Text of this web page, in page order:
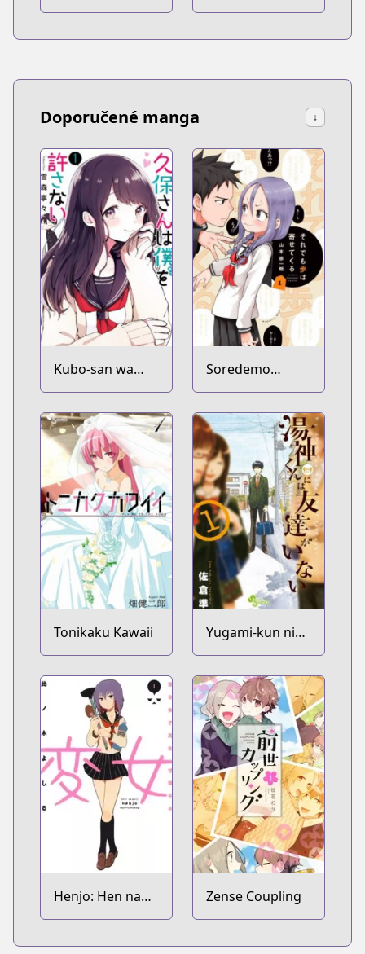
Doporučené manga ↓
Kubo-san wa
Mob wo
Yurusanai
Soredemo
Ayumu wa
Yosetekuru
Tonikaku Kawaii
Yugami-kun ni
wa Tomodachi
ga Inai
Henjo: Hen na
Joshikousei
Zense Coupling